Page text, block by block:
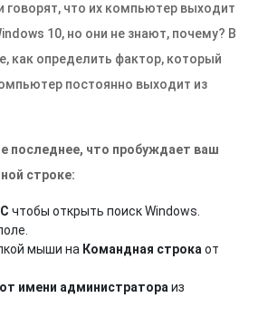
говорят, что их компьютер выходит
10, но они не знают, почему? В
как определить фактор, который
постоянно выходит из
последнее, что пробуждает ваш
строке:
чтобы открыть поиск Windows.
мыши на Командная строка от
имени администратора из